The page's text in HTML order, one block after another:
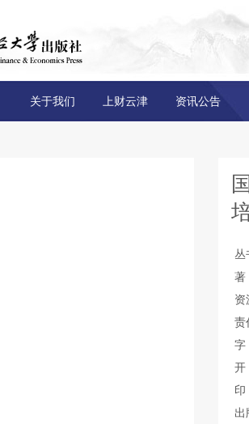
关于我们 上财云津 资讯公告
丛
著
资
责
出